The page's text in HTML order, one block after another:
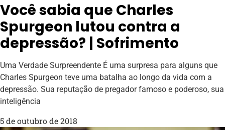
Você sabia que Charles
Spurgeon lutou contra a
depressão? | Sofrimento
Uma Verdade Surpreendente É uma surpresa para alguns que
Charles Spurgeon teve uma batalha ao longo da vida com a
depressão. Sua reputação de pregador famoso e poderoso, sua
inteligência
5 de outubro de 2018